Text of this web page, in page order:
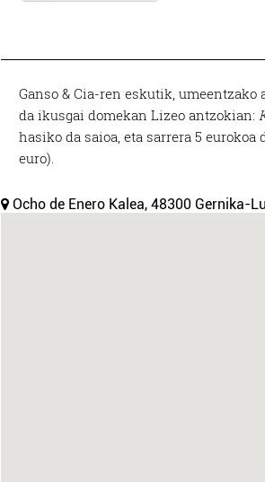
Ganso & Cia-ren eskutik, umeentzako
da ikusgai domekan Lizeo antzokian:
hasiko da saioa, eta sarrera 5 eurokoa
euro).
Ocho de Enero Kalea, 48300 Gernika-